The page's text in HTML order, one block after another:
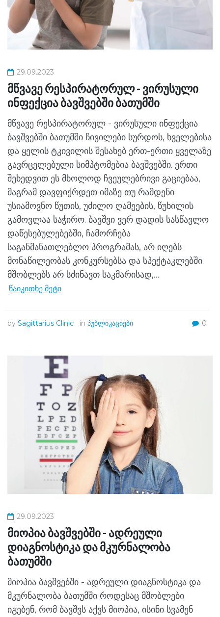
29.09.2023
მწვავე რესპირატორულ - ვირუსული
ინფექცია ბავშვებში ბათუმში
მწვავე რესპირატორულ - ვირუსული ინფექცია
ბავშვებში ბათუმში ჩივილები სურდოს, ხველებისა
და ყელის ტკივილის შესახებ ერთ-ერთი ყველაზე
გავრცელებული სიმპტომებია ბავშვებში. ერთი
შეხედვით ეს მხოლოდ ჩვეულებრივი გაციებაა,
მაგრამ დავფიქრდეთ იმაზე თუ რამდენი
უსიამოვნო წუთის, უძილო ღამეების, წუხილის
გამოვლაა საჭირო. ბავშვი ვერ დადის სასწავლო
დაწესებულებებში, ჩამორჩება
საგანმანათლებლო პროგრამას, არ იღებს
მონაწილეობას კონკურსებსა და სპექტაკლებში.
მშობლებს არ სძინავთ საკმარისად,…
წაიკითხე მეტი
by Sagittarius Clinic in პუბლიკაციები 0
29.09.2023
მიოპია ბავშვებში - ადრეული
დიაგნოსტიკა და მკურნალობა
ბათუმში
მიოპია ბავშვებში - ადრეული დიაგნოსტიკა და
მკურნალობა ბათუმში როდესაც მშობლები
იგებენ, რომ ბავშვს აქვს მიოპია, ისინი სვამენ